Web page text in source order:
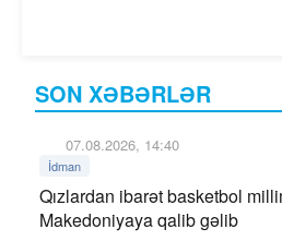
SON XƏBƏRLƏR
07.08.2026, 14:40
İdman
Qızlardan ibarət basketbol
Makedoniyaya qalib gəlib